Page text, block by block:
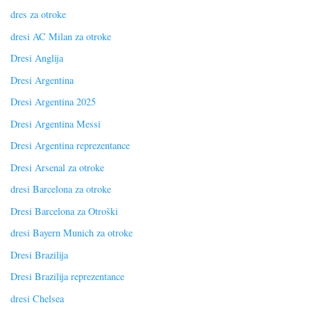
dres za otroke
dresi AC Milan za otroke
Dresi Anglija
Dresi Argentina
Dresi Argentina 2025
Dresi Argentina Messi
Dresi Argentina reprezentance
Dresi Arsenal za otroke
dresi Barcelona za otroke
Dresi Barcelona za Otroški
dresi Bayern Munich za otroke
Dresi Brazilija
Dresi Brazilija reprezentance
dresi Chelsea